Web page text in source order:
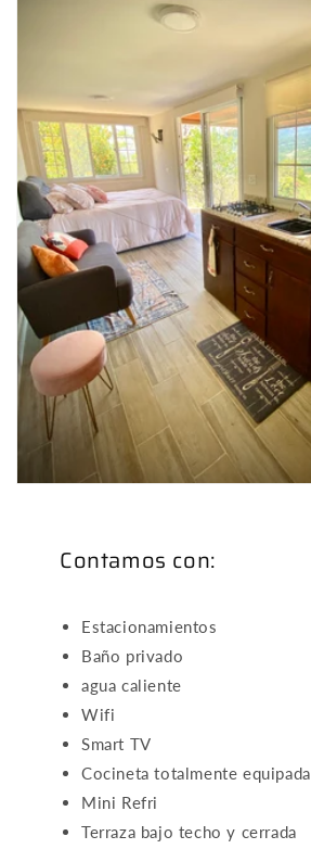
Contamos con:
Estacionamientos
Baño privado
agua caliente
Wifi
Smart TV
Cocineta totalmente equipada
Mini Refri
Terraza bajo techo y cerrada